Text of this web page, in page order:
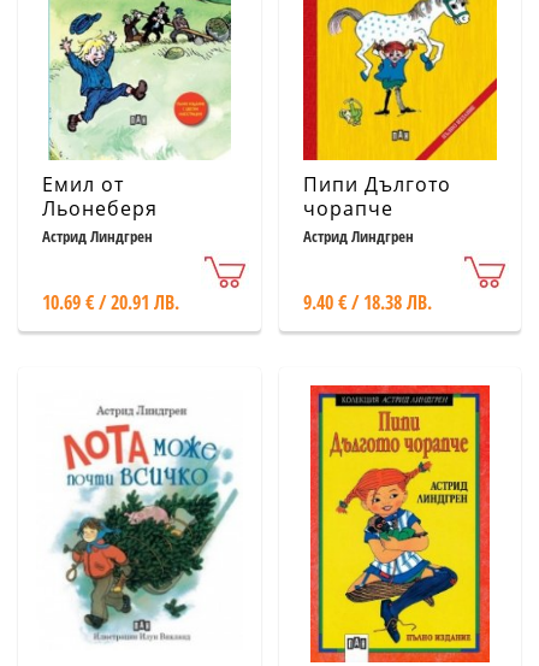
Емил от
Льонеберя
Астрид Линдгрен
10.69 € / 20.91 ЛВ.
Пипи Дългото
чорапче
Астрид Линдгрен
9.40 € / 18.38 ЛВ.